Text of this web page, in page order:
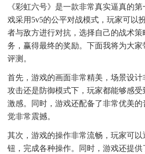
《彩虹六号》是一款非常真实逼真的
戏采用5v5的公平对战模式，玩家可以
者与敌方进行对抗，选择自己的战术
务，赢得最终的奖励。下面我将为大
评测。
首先，游戏的画面非常精美，场景设
攻击还是防御模式下，玩家都能够感受
激感。同时，游戏还配备了非常优美
觉非常震撼。
其次，游戏的操作非常流畅，玩家可
钮，完成各种操作。同时，游戏还提